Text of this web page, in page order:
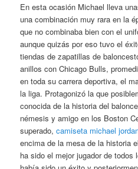
En esta ocasión Michael lleva
una combinación muy rara en la
que no combinaba bien con el
aunque quizás por eso tuvo el
tiendas de zapatillas de
anillos con Chicago Bulls,
en toda su carrera deportiva, el
la liga. Protagonizó la que
conocida de la historia del
némesis y amigo en los Boston
superado,camiseta michael
encima de la mesa de la historia
ha sido el mejor jugador de